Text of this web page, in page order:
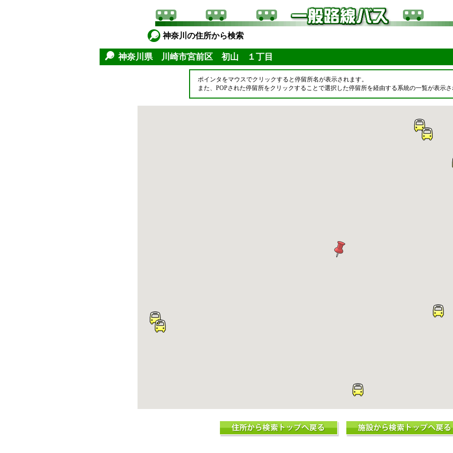
神奈川の住所から検索
神奈川県 川崎市宮前区 初山 １丁目
ポインタをマウスでクリックすると停留所名が表示されます。
また、POPされた停留所をクリックすることで選択した停留所を経由する系統の一覧が表示